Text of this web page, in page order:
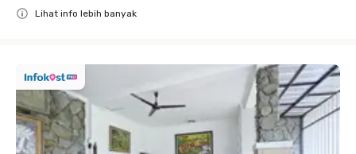
Lihat info lebih banyak